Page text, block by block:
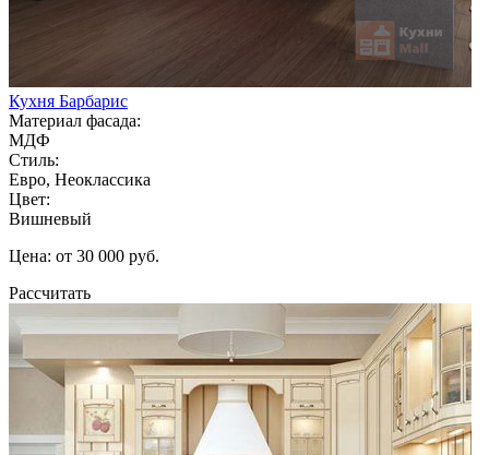
Кухня Барбарис
Материал фасада:
МДФ
Стиль:
Евро, Неоклассика
Цвет:
Вишневый
Цена: от 30 000 руб.
Рассчитать